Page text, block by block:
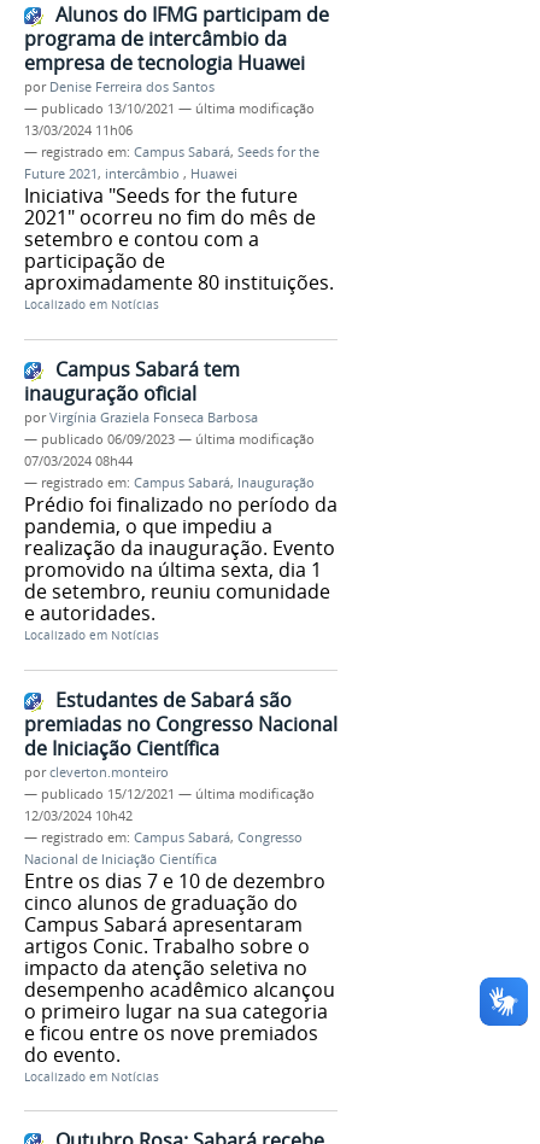
Alunos do IFMG participam de
programa de intercâmbio da
empresa de tecnologia Huawei
por Denise Ferreira dos Santos
— publicado 13/10/2021 — última modificação
13/03/2024 11h06
— registrado em: Campus Sabará, Seeds for the
Future 2021, intercâmbio , Huawei
Iniciativa "Seeds for the future
2021" ocorreu no fim do mês de
setembro e contou com a
participação de
aproximadamente 80 instituições.
Localizado em Notícias
Campus Sabará tem
inauguração oficial
porVirgínia Graziela Fonseca Barbosa
— publicado 06/09/2023 — última modificação
07/03/2024 08h44
— registrado em: Campus Sabará, Inauguração
Prédio foi finalizado no período da
pandemia, o que impediu a
realização da inauguração. Evento
promovido na última sexta, dia 1
de setembro, reuniu comunidade
e autoridades.
Localizado em Notícias
Estudantes de Sabará são
premiadas no Congresso Nacional
de Iniciação Científica
porcleverton.monteiro
— publicado 15/12/2021 — última modificação
12/03/2024 10h42
— registrado em: Campus Sabará, Congresso
Nacional de Iniciação Científica
Entre os dias 7 e 10 de dezembro
cinco alunos de graduação do
Campus Sabará apresentaram
artigos Conic. Trabalho sobre o
impacto da atenção seletiva no
desempenho acadêmico alcançou
o primeiro lugar na sua categoria
e ficou entre os nove premiados
do evento.
Localizado em Notícias